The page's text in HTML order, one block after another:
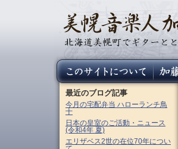
最近のブログ記事
今月の宅配弁当 ハローランチ鳥
十
日本の皇室のご活動・ニュース
(令和4年 夏)
エリザベス2世の在位70年につい